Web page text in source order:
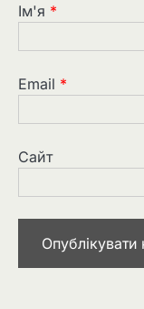
Ім'я *
Email *
Сайт